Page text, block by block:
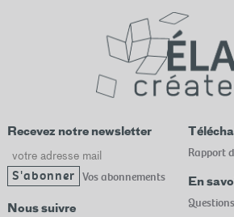
Recevez notre newsletter
Email
Vos abonnements
Nous suivre
Rapport
En